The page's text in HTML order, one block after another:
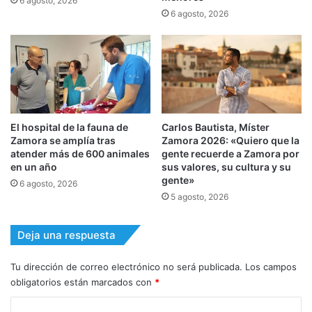
6 agosto, 2026
El hospital de la fauna de
Zamora se amplía tras
atender más de 600 animales
en un año
6 agosto, 2026
Carlos Bautista, Míster
Zamora 2026: «Quiero que la
gente recuerde a Zamora por
sus valores, su cultura y su
gente»
5 agosto, 2026
Deja una respuesta
Tu dirección de correo electrónico no será publicada. Los campos
obligatorios están marcados con *